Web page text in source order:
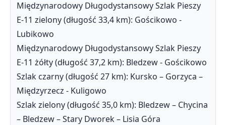
Międzynarodowy Długodystansowy Szlak Pieszy
E-11 zielony (długość 33,4 km): Gościkowo -
Lubikowo
Międzynarodowy Długodystansowy Szlak Pieszy
E-11 żółty (długość 37,2 km): Bledzew - Gościkowo
Szlak czarny (długość 27 km): Kursko – Gorzyca –
Międzyrzecz - Kuligowo
Szlak zielony (długość 35,0 km): Bledzew – Chycina
– Bledzew – Stary Dworek – Lisia Góra